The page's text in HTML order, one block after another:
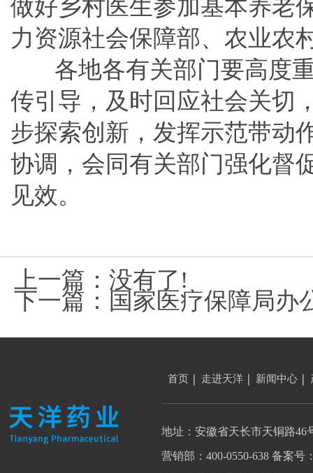
做好乡村医生参加基本养老
力资源社会保障部、农业农
各地各有关部门要高度
传引导，及时回应社会关切
步探索创新，发挥示范带动
协调，会同有关部门强化督
见效。
上一篇：没有了!
下一篇： 国家医疗保障局办
评价工作的通知
首页 走进天洋 新闻中心
地址：安徽省天长市天铜路46
营销部：400-0550-638 备案号